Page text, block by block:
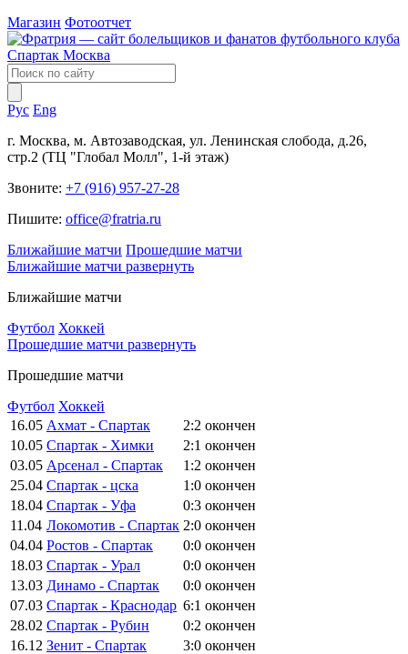
Магазин Фотоотчет
Рус Eng
г. Москва, м. Автозаводская, ул. Ленинская слобода, д.26,
стр.2 (ТЦ "Глобал Молл", 1-й этаж)
Звоните: +7 (916) 957-27-28
Пишите: office@fratria.ru
Ближайшие матчи Прошедшие матчи
Ближайшие матчи развернуть
Ближайшие матчи
Футбол Хоккей
Прошедшие матчи развернуть
Прошедшие матчи
Футбол Хоккей
16.05 Ахмат - Спартак 2:2 окончен
10.05 Спартак - Химки 2:1 окончен
03.05 Арсенал - Спартак 1:2 окончен
25.04 Спартак - цска 1:0 окончен
18.04 Спартак - Уфа 0:3 окончен
11.04 Локомотив - Спартак 2:0 окончен
04.04 Ростов - Спартак 0:0 окончен
18.03 Спартак - Урал 0:0 окончен
13.03 Динамо - Спартак 0:0 окончен
07.03 Спартак - Краснодар 6:1 окончен
28.02 Спартак - Рубин 0:2 окончен
16.12 Зенит - Спартак 3:0 окончен